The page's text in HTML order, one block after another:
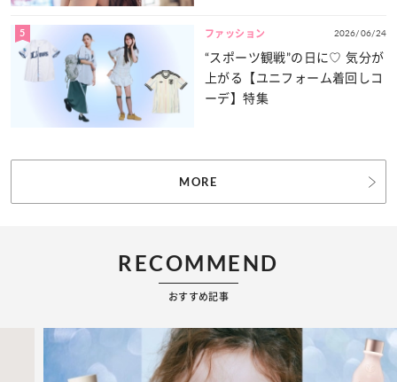
5 ファッション 2026/06/24
“スポーツ観戦”の日に♡ 気分が
上がる【ユニフォーム着回しコ
ーデ】特集
MORE
RECOMMEND
おすすめ記事